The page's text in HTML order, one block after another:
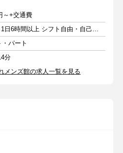
～+交通費
週1日以上 1日6時間以上 シフト自由・自己申告
パート
分
ンズ館の求人一覧を見る